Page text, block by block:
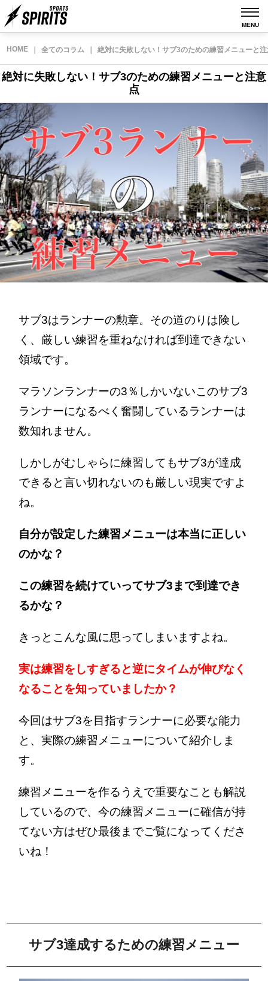
MENU
HOME 全てのコラム 絶対に失敗しない！サブ3のための練習メニューと
絶対に失敗しない！サブ3のための練習メニューと注意
点
サブ3はランナーの勲章。その道のりは険し
く、厳しい練習を重ねなければ到達できない
領域です。
マラソンランナーの3％しかいないこのサブ3
ランナーになるべく奮闘しているランナーは
数知れません。
しかしがむしゃらに練習してもサブ3が達成
できると言い切れないのも厳しい現実ですよ
ね。
自分が設定した練習メニューは本当に正しい
のかな？
この練習を続けていってサブ3まで到達でき
るかな？
きっとこんな風に思ってしまいますよね。
実は練習をしすぎると逆にタイムが伸びなく
なることを知っていましたか？
今回はサブ3を目指すランナーに必要な能力
と、実際の練習メニューについて紹介しま
す。
練習メニューを作るうえで重要なことも解説
しているので、今の練習メニューに確信が持
てない方はぜひ最後までご覧になってくださ
いね！
サブ3達成するための練習メニュー